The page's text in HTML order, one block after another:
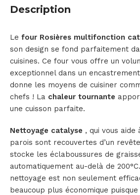
Description
Le four Rosières multifonction
son design se fond parfaitement
cuisines. Ce four vous offre un
exceptionnel dans un
donne les moyens de cuisiner
chefs ! La chaleur tournante
une cuisson parfaite.
Nettoyage catalyse , qui vous
parois sont recouvertes d’un
stocke les éclaboussures de
automatiquement au-delà de
nettoyage est non seulement
beaucoup plus économique